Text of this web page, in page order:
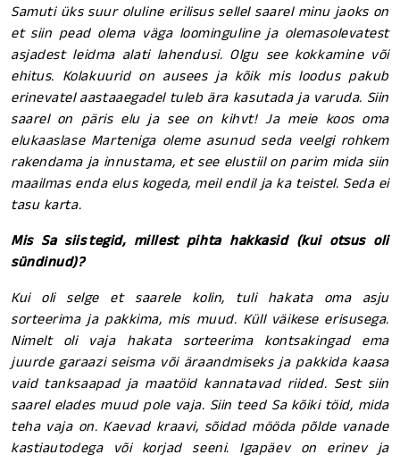
Samuti üks suur oluline erilisus sellel saarel minu jaoks on
et siin pead olema väga loominguline ja olemasolevatest
asjadest leidma alati lahendusi. Olgu see kokkamine või
ehitus. Kolakuurid on ausees ja kõik mis loodus pakub
erinevatel aastaaegadel tuleb ära kasutada ja varuda. Siin
saarel on päris elu ja see on kihvt! Ja meie koos oma
elukaaslase Marteniga oleme asunud seda veelgi rohkem
rakendama ja innustama, et see elustiil on parim mida siin
maailmas enda elus kogeda, meil endil ja ka teistel. Seda ei
tasu karta.
Mis Sa siis tegid, millest pihta hakkasid (kui otsus oli
sündinud)?
Kui oli selge et saarele kolin, tuli hakata oma asju
sorteerima ja pakkima, mis muud. Küll väikese erisusega.
Nimelt oli vaja hakata sorteerima kontsakingad ema
juurde garaazi seisma või äraandmiseks ja pakkida kaasa
vaid tanksaapad ja maatöid kannatavad riided. Sest siin
saarel elades muud pole vaja. Siin teed Sa kõiki töid, mida
teha vaja on. Kaevad kraavi, sõidad mööda põlde vanade
kastiautodega või korjad seeni. Igapäev on erinev ja